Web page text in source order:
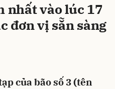
nhất vào lúc 17
đơn vị sẵn sàng
của bão số 3 (tên